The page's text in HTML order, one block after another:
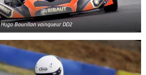
Hugo Bourillon vainqueur DD2